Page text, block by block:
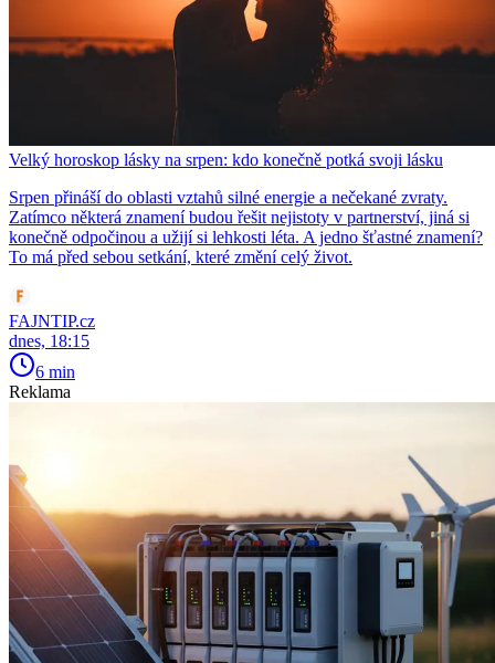
Velký horoskop lásky na srpen: kdo konečně potká svoji lásku
Srpen přináší do oblasti vztahů silné energie a nečekané zvraty.
Zatímco některá znamení budou řešit nejistoty v partnerství, jiná si
konečně odpočinou a užijí si lehkosti léta. A jedno šťastné znamení?
To má před sebou setkání, které změní celý život.
FAJNTIP.cz
dnes, 18:15
6 min
Reklama